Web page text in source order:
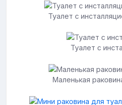
Туалет с
Туалет с
Маленькая